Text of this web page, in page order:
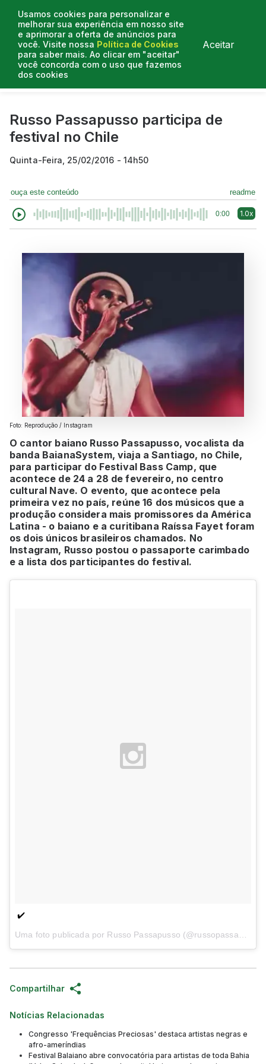
Usamos cookies para personalizar e
melhorar sua experiência em nosso site
e aprimorar a oferta de anúncios para
você. Visite nossa Política de Cookies
para saber mais. Ao clicar em "aceitar"
você concorda com o uso que fazemos
dos cookies
Aceitar
Curtas do Poder
Russo Passapusso participa de
festival no Chile
Quinta-Feira, 25/02/2016 - 14h50
ouça este conteúdo readme
0:00 1.0x
Foto: Reprodução / Instagram
O cantor baiano Russo Passapusso, vocalista da
banda BaianaSystem, viaja a Santiago, no Chile,
para participar do Festival Bass Camp, que
acontece de 24 a 28 de fevereiro, no centro
cultural Nave. O evento, que acontece pela
primeira vez no país, reúne 16 dos músicos que a
produção considera mais promissores da América
Latina - o baiano e a curitibana Raíssa Fayet foram
os dois únicos brasileiros chamados. No
Instagram, Russo postou o passaporte carimbado
e a lista dos participantes do festival.
✔️
Compartilhar
Notícias Relacionadas
Congresso 'Frequências Preciosas' destaca artistas negras e
afro-ameríndias
Festival Balaiano abre convocatória para artistas de toda Bahia